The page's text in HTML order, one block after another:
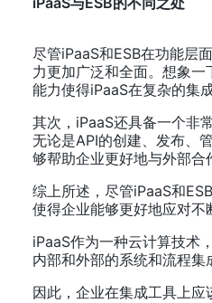
尽管iPaaS和ESB在功能层
力更加广泛和全面。想象
能力使得iPaaS在复杂的集
其次，iPaaS还具备一个非
无论是API的创建、发布、
够帮助企业更好地与外部
综上所述，尽管iPaaS和
使得企业能够更好地应对
iPaaS作为一种云计算技术
内部和外部的系统和流程
因此，企业在集成工具上应